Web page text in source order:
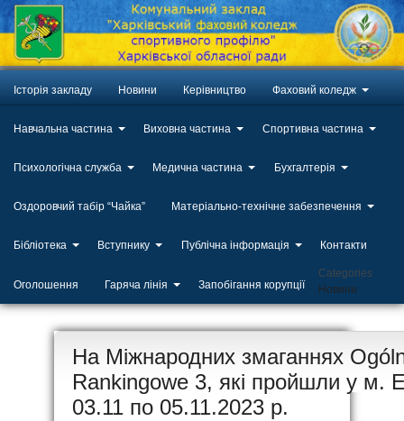
Історія закладу Новини Керівництво Фаховий коледж
Навчальна частина Виховна частина Спортивна частина
Психологічна служба Медична частина Бухгалтерія
Оздоровчий табір “Чайка” Матеріально-технічне забезпечення
Бібліотека Вступнику Публічна інформація Контакти
Оголошення Гаряча лінія Запобігання корупції
Categories
Новини
20
На Міжнародних змаганнях
Rankingowe 3, які пройшли у м.
03.11 по 05.11.2023 р.